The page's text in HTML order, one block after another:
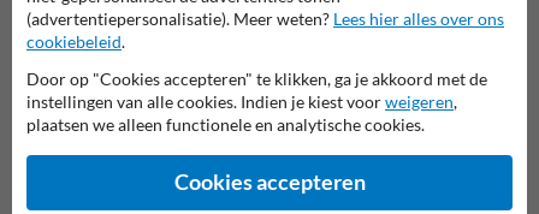
Verkeersbord verboden
toegang art.461 + naam -
BT01
Verkeersbord verboden
(advertentiepersonalisatie). Meer weten? Lees hier alles over ons
cookiebeleid.
Door op "Cookies accepteren" te klikken, ga je akkoord met de
instellingen van alle cookies. Indien je kiest voorweigeren,
plaatsen we alleen functionele en analytische cookies.
Cookies accepteren